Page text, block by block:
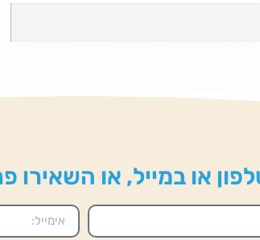
או במייל, או השאירו